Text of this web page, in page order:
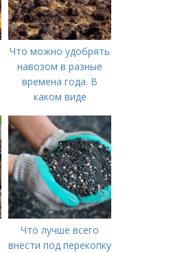
Что можно удобрять
навозом в разные
времена года. В
каком виде
Что лучше всего
внести под перекопку